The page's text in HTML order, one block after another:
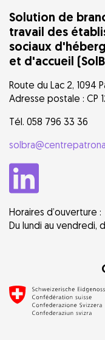
Solution de
travail des
sociaux
et d'accueil
Route du Lac 2, 1094
Adresse postale : CP
Tél. 058 796 33 36
Horaires d’ouverture :
Du lundi au vendredi,